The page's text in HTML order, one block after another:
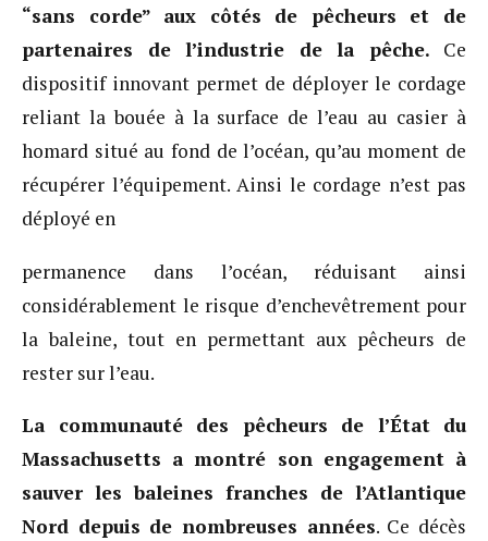
“sans corde” aux côtés de pêcheurs et de
partenaires de l’industrie de la pêche. Ce
dispositif innovant permet de déployer le cordage
reliant la bouée à la surface de l’eau au casier à
homard situé au fond de l’océan, qu’au moment de
récupérer l’équipement. Ainsi le cordage n’est pas
déployé en
permanence dans l’océan, réduisant ainsi
considérablement le risque d’enchevêtrement pour
la baleine, tout en permettant aux pêcheurs de
rester sur l’eau.
La communauté des pêcheurs de l’État du
Massachusetts a montré son engagement à
sauver les baleines franches de l’Atlantique
Nord depuis de nombreuses années. Ce décès